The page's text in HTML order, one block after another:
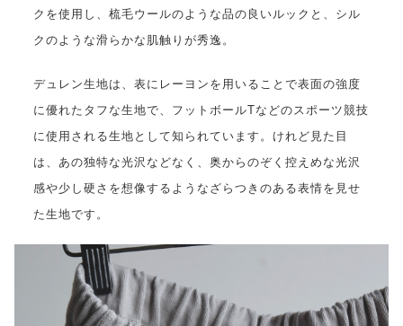
クを使用し、梳毛ウールのような品の良いルックと、シル
クのような滑らかな肌触りが秀逸。
デュレン生地は、表にレーヨンを用いることで表面の強度
に優れたタフな生地で、フットボールTなどのスポーツ競技
に使用される生地として知られています。けれど見た目
は、あの独特な光沢などなく、奥からのぞく控えめな光沢
感や少し硬さを想像するようなざらつきのある表情を見せ
た生地です。